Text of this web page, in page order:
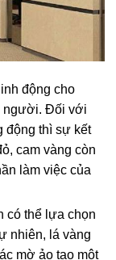
động cho
người. Đối với
động thì sự kết
cam vàng còn
làm việc của
có thể lựa chọn
nhiên, lá vàng
mờ ảo tạo một